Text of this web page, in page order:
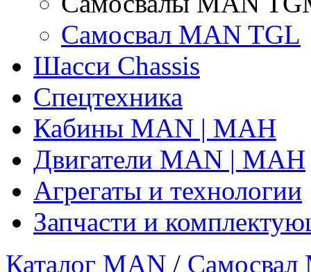
Самосвал MAN TGL
Шасси Chassis
Спецтехника
Кабины MAN | МАН
Двигатели MAN | МАН
Агрегаты и технологии
Запчасти и
Каталог MAN / Самосвал